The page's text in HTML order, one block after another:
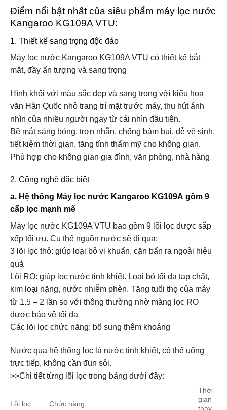
Điểm nổi bật nhất của siêu phẩm máy lọc nước
Kangaroo KG109A VTU:
1. Thiết kế sang trọng độc đáo
Máy lọc nước Kangaroo KG109A VTU có thiết kế bắt
mắt, đầy ấn tượng và sang trọng
Hình khối với màu sắc đẹp và sang trọng với kiểu hoa
văn Hàn Quốc nhỏ trang trí mặt trước máy, thu hút ánh
nhìn của nhiều người ngay từ cái nhìn đầu tiên.
Bề mắt sáng bóng, trơn nhẵn, chống bám bụi, dễ vệ sinh,
tiết kiệm thời gian, tăng tính thẩm mỹ cho không gian.
Phù hợp cho không gian gia đình, văn phòng, nhà hàng
2. Công nghệ đặc biệt
a. Hệ thống Máy lọc nước Kangaroo KG109A gồm 9
cấp lọc mạnh mẽ
Máy lọc nước KG109A VTU bao gồm 9 lõi lọc được sắp
xếp tối ưu. Cụ thể nguồn nước sẽ đi qua:
3 lõi lọc thô: giúp loại bỏ vi khuẩn, cặn bẩn ra ngoài hiệu
quả
Lõi RO: giúp lọc nước tinh khiết. Loại bỏ tối đa tạp chất,
kim loại nặng, nước nhiễm phèn. Tăng tuổi thọ của máy
từ 1.5 – 2 lần so với thông thường nhờ màng lọc RO
được bảo vệ tối đa
Các lõi lọc chức năng: bổ sung thêm khoáng
Nước qua hệ thống lọc là nước tinh khiết, có thể uống
trực tiếp, không cần đun sôi.
>>Chi tiết từng lõi lọc trong bảng dưới đây:
Lõi lọc Chức năng
Thời
gian